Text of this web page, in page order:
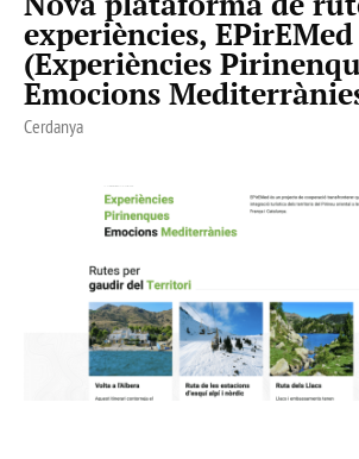
experiències, EPirEMed
(Experiències
Emocions
Cerdanya